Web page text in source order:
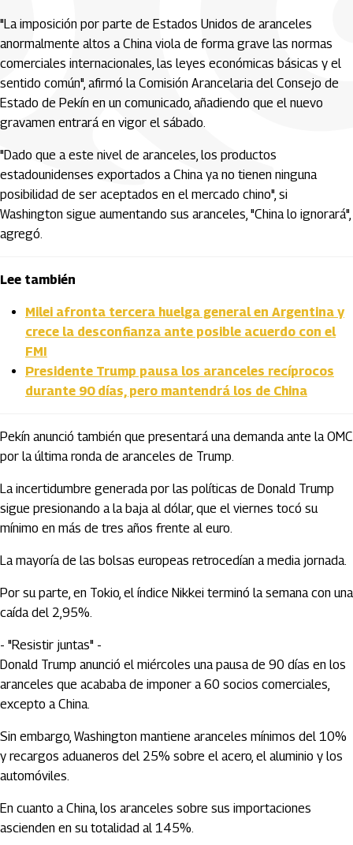
"La imposición por parte de Estados Unidos de aranceles
anormalmente altos a China viola de forma grave las normas
comerciales internacionales, las leyes económicas básicas y el
sentido común", afirmó la Comisión Arancelaria del Consejo de
Estado de Pekín en un comunicado, añadiendo que el nuevo
gravamen entrará en vigor el sábado.
"Dado que a este nivel de aranceles, los productos
estadounidenses exportados a China ya no tienen ninguna
posibilidad de ser aceptados en el mercado chino", si
Washington sigue aumentando sus aranceles, "China lo ignorará",
agregó.
Lee también
Milei afronta tercera huelga general en Argentina y
crece la desconfianza ante posible acuerdo con el
FMI
Presidente Trump pausa los aranceles recíprocos
durante 90 días, pero mantendrá los de China
Pekín anunció también que presentará una demanda ante la OMC
por la última ronda de aranceles de Trump.
La incertidumbre generada por las políticas de Donald Trump
sigue presionando a la baja al dólar, que el viernes tocó su
mínimo en más de tres años frente al euro.
La mayoría de las bolsas europeas retrocedían a media jornada.
Por su parte, en Tokio, el índice Nikkei terminó la semana con una
caída del 2,95%.
- "Resistir juntas" -
Donald Trump anunció el miércoles una pausa de 90 días en los
aranceles que acababa de imponer a 60 socios comerciales,
excepto a China.
Sin embargo, Washington mantiene aranceles mínimos del 10%
y recargos aduaneros del 25% sobre el acero, el aluminio y los
automóviles.
En cuanto a China, los aranceles sobre sus importaciones
ascienden en su totalidad al 145%.